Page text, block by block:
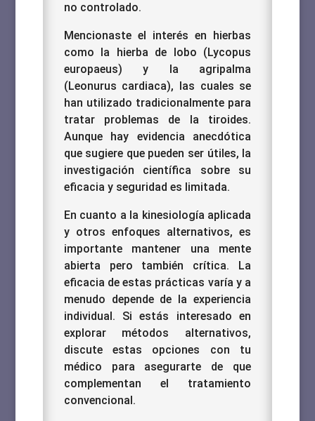
no controlado.
Mencionaste el interés en hierbas
como la hierba de lobo (Lycopus
europaeus) y la agripalma
(Leonurus cardiaca), las cuales se
han utilizado tradicionalmente para
tratar problemas de la tiroides.
Aunque hay evidencia anecdótica
que sugiere que pueden ser útiles, la
investigación científica sobre su
eficacia y seguridad es limitada.
En cuanto a la kinesiología aplicada
y otros enfoques alternativos, es
importante mantener una mente
abierta pero también crítica. La
eficacia de estas prácticas varía y a
menudo depende de la experiencia
individual. Si estás interesado en
explorar métodos alternativos,
discute estas opciones con tu
médico para asegurarte de que
complementan el tratamiento
convencional.